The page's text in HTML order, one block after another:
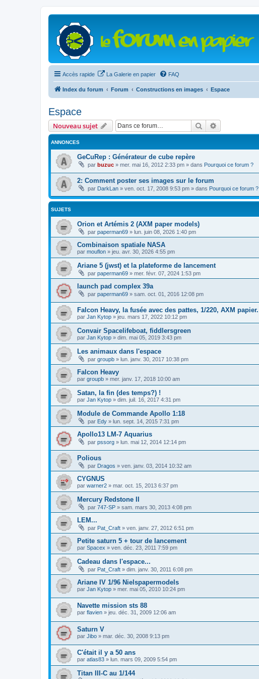
Accès rapide La Galerie en papier FAQ
Index du forum Forum Constructions en images Espace
Espace
Nouveau sujet Rechercher
ANNONCES
GeCuRep : Générateur de cube repère
par buzuc » mer. mai 16, 2012 2:33 pm » dans Pourquoi ce forum ?
2: Comment poster ses images sur le forum
par DarkLan » ven. oct. 17, 2008 9:53 pm » dans Pourquoi ce forum ?
SUJETS
Orion et Artémis 2 (AXM paper models)
par paperman69 » lun. juin 08, 2026 1:40 pm
Combinaison spatiale NASA
par mouflon » jeu. avr. 30, 2026 4:55 pm
Ariane 5 (jwst) et la plateforme de lancement
par paperman69 » mer. févr. 07, 2024 1:53 pm
launch pad complex 39a
par paperman69 » sam. oct. 01, 2016 12:08 pm
Falcon Heavy, la fusée avec des pattes, 1/220, AXM papier.
par Jan Kytop » jeu. mars 17, 2022 10:12 pm
Convair Spacelifeboat, fiddlersgreen
par Jan Kytop » dim. mai 05, 2019 3:43 pm
Les animaux dans l'espace
par groupb » lun. janv. 30, 2017 10:38 pm
Falcon Heavy
par groupb » mer. janv. 17, 2018 10:00 am
Satan, la fin (des temps?) !
par Jan Kytop » dim. juil. 16, 2017 4:31 pm
Module de Commande Apollo 1:18
par Edy » lun. sept. 14, 2015 7:31 pm
Apollo13 LM-7 Aquarius
par pssorg » lun. mai 12, 2014 12:14 pm
Polious
par Dragos » ven. janv. 03, 2014 10:32 am
CYGNUS
par warner2 » mar. oct. 15, 2013 6:37 pm
Mercury Redstone II
par 747-SP » sam. mars 30, 2013 4:08 pm
LEM...
par Pat_Craft » ven. janv. 27, 2012 6:51 pm
Petite saturn 5 + tour de lancement
par Spacex » ven. déc. 23, 2011 7:59 pm
Cadeau dans l'espace...
par Pat_Craft » dim. janv. 30, 2011 6:08 pm
Ariane IV 1/96 Nielspapermodels
par Jan Kytop » mer. mai 05, 2010 10:24 pm
Navette mission sts 88
par flavien » jeu. déc. 31, 2009 12:06 am
Saturn V
par Jibo » mar. déc. 30, 2008 9:13 pm
C'était il y a 50 ans
par atlas83 » lun. mars 09, 2009 5:54 pm
Titan III-C au 1/144